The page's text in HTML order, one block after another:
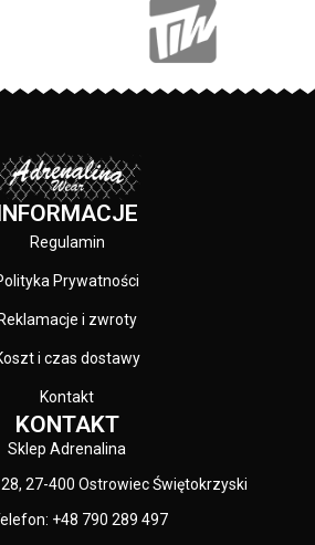
trwałe - skład materiału: 80%
bawełna / 20% poliester
Regulamin
Prywatności
Reklamacje i zwroty
i czas dostawy
Kontakt
KONTAKT
Sklep Adrenalina
27-400 Ostrowiec Świętokrzyski
+48 790 289 497